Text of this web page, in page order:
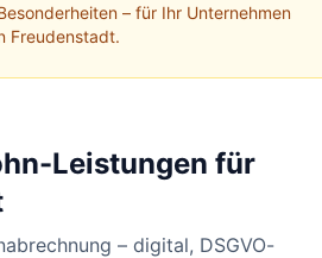
– für Ihr Unternehmen
Freudenstadt.
Leistungen für
– digital, DSGVO-